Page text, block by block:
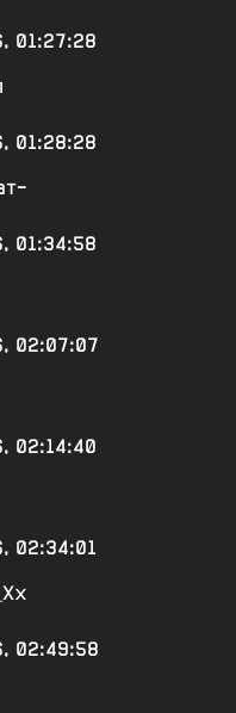
01:27:28
01:28:28
01:34:58
02:07:07
02:14:40
02:34:01
02:49:58